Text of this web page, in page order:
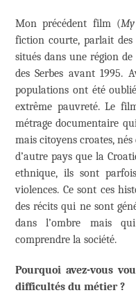
Mon précédent film (
fiction courte, parlait des
situés dans une région
des Serbes avant 1995.
populations ont été
extrême pauvreté. Le
métrage documentaire
mais citoyens croates,
d’autre pays que la
ethnique, ils sont
violences. Ce sont ces
des récits qui ne sont
dans l’ombre mais
comprendre la société.
Pourquoi avez-vous
difficultés du métier ?